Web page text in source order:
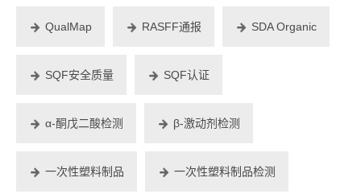
QualMap RASFF通报 SDA Organic
SQF安全质量 SQF认证
α-酮戊二酸检测 β-激动剂检测
一次性塑料制品 一次性塑料制品检测